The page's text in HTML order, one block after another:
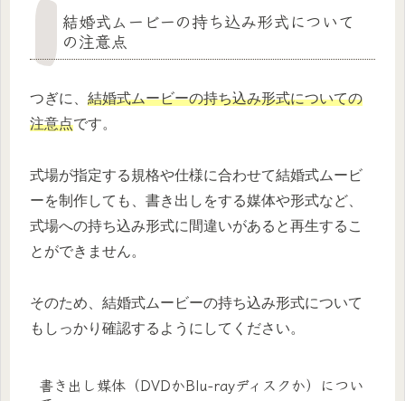
結婚式ムービーの持ち込み形式について
の注意点
つぎに、 結婚式ムービーの持ち込み形式についての
注意点です。
式場が指定する規格や仕様に合わせて結婚式ムービ
ーを制作しても、書き出しをする媒体や形式など、
式場への持ち込み形式に間違いがあると再生するこ
とができません。
そのため、結婚式ムービーの持ち込み形式について
もしっかり確認するようにしてください。
書き出し媒体（DVDかBlu-rayディスクか）につい